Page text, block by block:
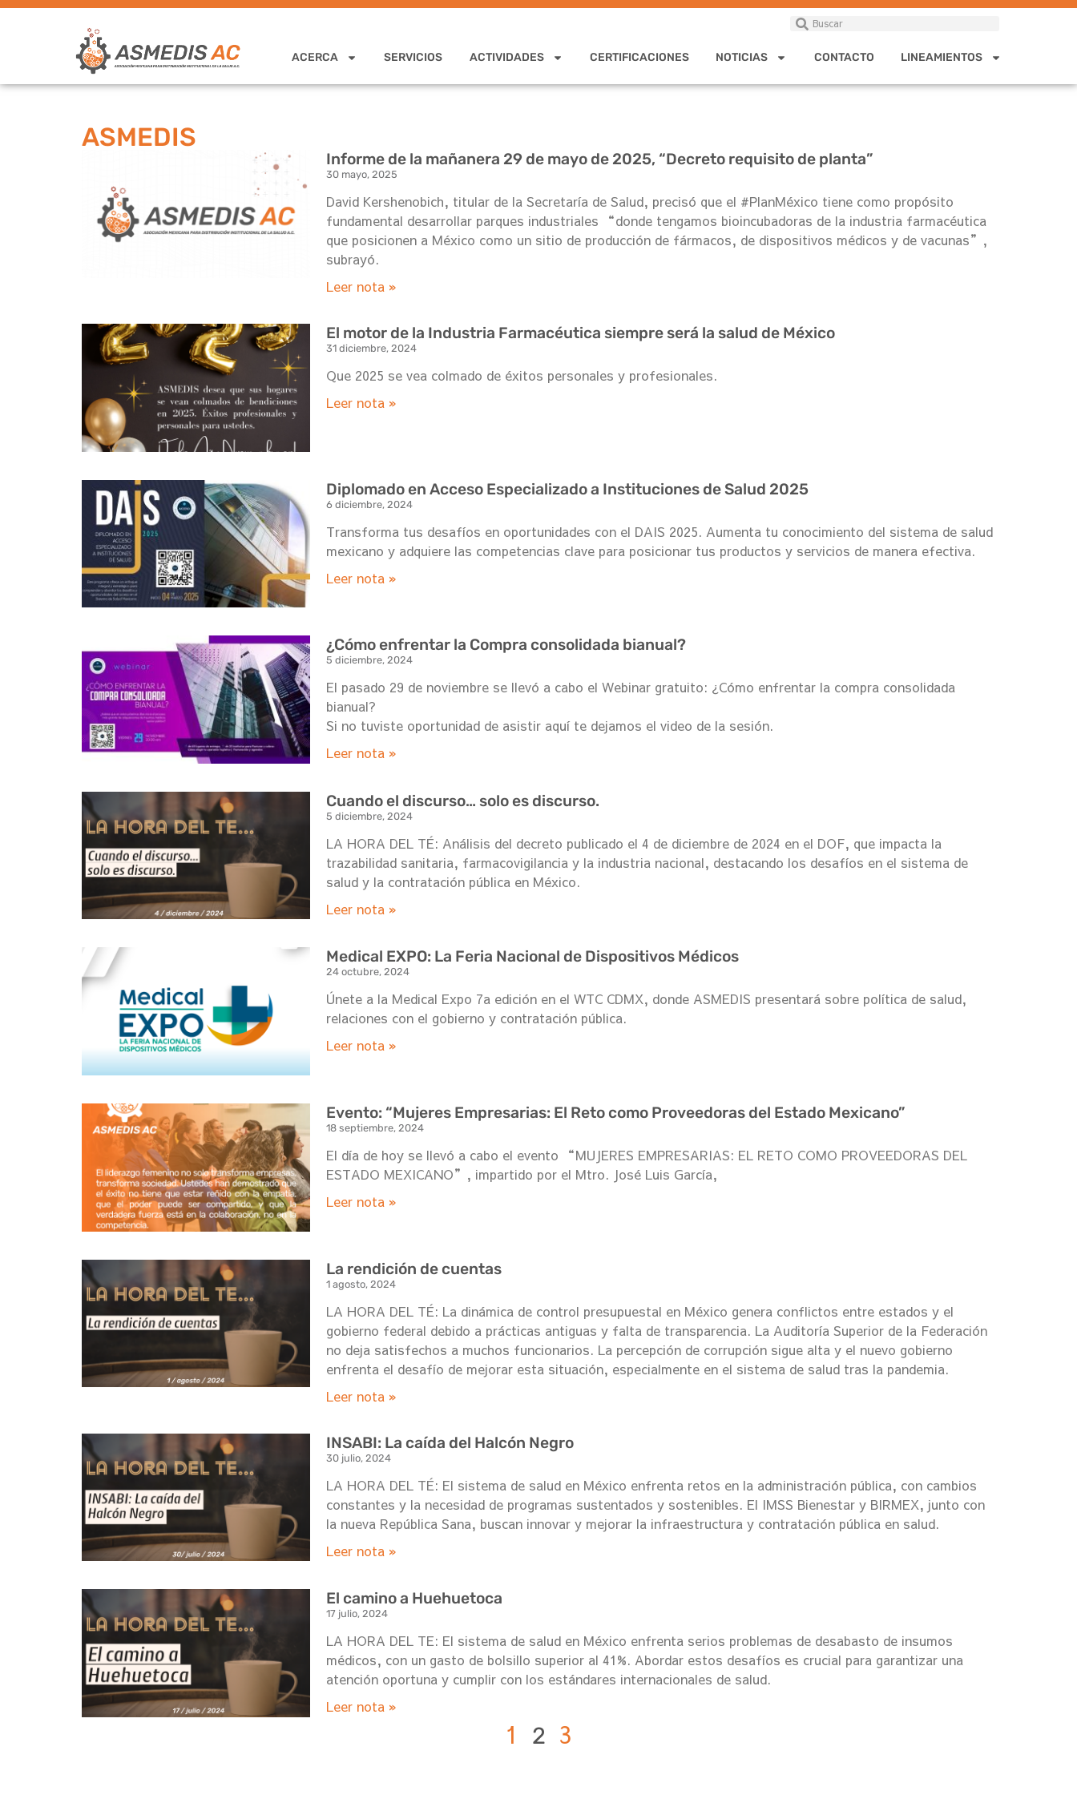
ACERCA SERVICIOS ACTIVIDADES CERTIFICACIONES NOTICIAS CONTACTO LINEAMIENTOS
ASMEDIS
Informe de la mañanera 29 de mayo de 2025, “Decreto requisito de planta”
30 mayo, 2025
David Kershenobich, titular de la Secretaría de Salud, precisó que el #PlanMéxico tiene como propósito
fundamental desarrollar parques industriales “donde tengamos bioincubadoras de la industria farmacéutica
que posicionen a México como un sitio de producción de fármacos, de dispositivos médicos y de vacunas”,
subrayó.
Leer nota »
El motor de la Industria Farmacéutica siempre será la salud de México
31 diciembre, 2024
Que 2025 se vea colmado de éxitos personales y profesionales.
Leer nota »
Diplomado en Acceso Especializado a Instituciones de Salud 2025
6 diciembre, 2024
Transforma tus desafíos en oportunidades con el DAIS 2025. Aumenta tu conocimiento del sistema de salud
mexicano y adquiere las competencias clave para posicionar tus productos y servicios de manera efectiva.
Leer nota »
¿Cómo enfrentar la Compra consolidada bianual?
5 diciembre, 2024
El pasado 29 de noviembre se llevó a cabo el Webinar gratuito: ¿Cómo enfrentar la compra consolidada
bianual?
Si no tuviste oportunidad de asistir aquí te dejamos el video de la sesión.
Leer nota »
Cuando el discurso… solo es discurso.
5 diciembre, 2024
LA HORA DEL TÉ: Análisis del decreto publicado el 4 de diciembre de 2024 en el DOF, que impacta la
trazabilidad sanitaria, farmacovigilancia y la industria nacional, destacando los desafíos en el sistema de
salud y la contratación pública en México.
Leer nota »
Medical EXPO: La Feria Nacional de Dispositivos Médicos
24 octubre, 2024
Únete a la Medical Expo 7a edición en el WTC CDMX, donde ASMEDIS presentará sobre política de salud,
relaciones con el gobierno y contratación pública.
Leer nota »
Evento: “Mujeres Empresarias: El Reto como Proveedoras del Estado Mexicano”
18 septiembre, 2024
El día de hoy se llevó a cabo el evento “MUJERES EMPRESARIAS: EL RETO COMO PROVEEDORAS DEL
ESTADO MEXICANO”, impartido por el Mtro. José Luis García,
Leer nota »
La rendición de cuentas
1 agosto, 2024
LA HORA DEL TÉ: La dinámica de control presupuestal en México genera conflictos entre estados y el
gobierno federal debido a prácticas antiguas y falta de transparencia. La Auditoría Superior de la Federación
no deja satisfechos a muchos funcionarios. La percepción de corrupción sigue alta y el nuevo gobierno
enfrenta el desafío de mejorar esta situación, especialmente en el sistema de salud tras la pandemia.
Leer nota »
INSABI: La caída del Halcón Negro
30 julio, 2024
LA HORA DEL TÉ: El sistema de salud en México enfrenta retos en la administración pública, con cambios
constantes y la necesidad de programas sustentados y sostenibles. El IMSS Bienestar y BIRMEX, junto con
la nueva República Sana, buscan innovar y mejorar la infraestructura y contratación pública en salud.
Leer nota »
El camino a Huehuetoca
17 julio, 2024
LA HORA DEL TE: El sistema de salud en México enfrenta serios problemas de desabasto de insumos
médicos, con un gasto de bolsillo superior al 41%. Abordar estos desafíos es crucial para garantizar una
atención oportuna y cumplir con los estándares internacionales de salud.
Leer nota »
1 2 3